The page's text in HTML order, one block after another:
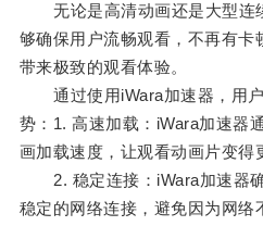
无论是高清动画还是大型连
够确保用户流畅观看，不再有卡
带来极致的观看体验。
通过使用iWara加速器，用户
势：1. 高速加载：iWara加速器
画加载速度，让观看动画片变得
2. 稳定连接：iWara加速器
稳定的网络连接，避免因为网络